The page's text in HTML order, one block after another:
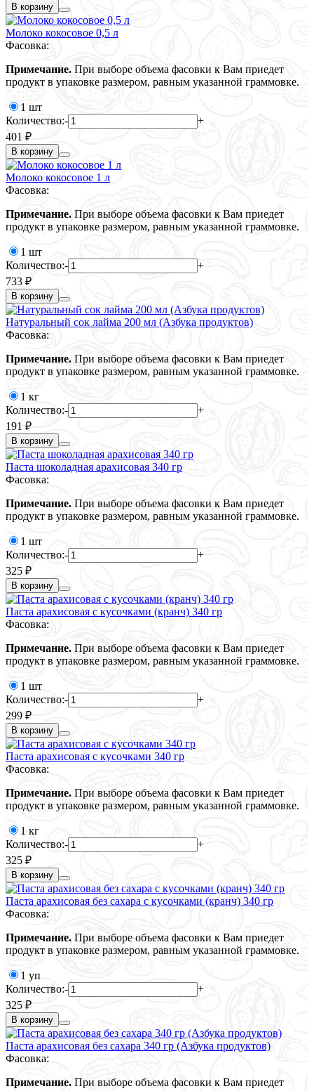
В корзину
Молоко кокосовое 0,5 л
Фасовка:
Примечание. При выборе объема фасовки к Вам приедет
продукт в упаковке размером, равным указанной граммовке.
1 шт
Количество:-
+
401 ₽
В корзину
Молоко кокосовое 1 л
Фасовка:
Примечание. При выборе объема фасовки к Вам приедет
продукт в упаковке размером, равным указанной граммовке.
1 шт
Количество:-
+
733 ₽
В корзину
Натуральный сок лайма 200 мл (Азбука продуктов)
Фасовка:
Примечание. При выборе объема фасовки к Вам приедет
продукт в упаковке размером, равным указанной граммовке.
1 кг
Количество:-
+
191 ₽
В корзину
Паста шоколадная арахисовая 340 гр
Фасовка:
Примечание. При выборе объема фасовки к Вам приедет
продукт в упаковке размером, равным указанной граммовке.
1 шт
Количество:-
+
325 ₽
В корзину
Паста арахисовая с кусочками (кранч) 340 гр
Фасовка:
Примечание. При выборе объема фасовки к Вам приедет
продукт в упаковке размером, равным указанной граммовке.
1 шт
Количество:-
+
299 ₽
В корзину
Паста арахисовая с кусочками 340 гр
Фасовка:
Примечание. При выборе объема фасовки к Вам приедет
продукт в упаковке размером, равным указанной граммовке.
1 кг
Количество:-
+
325 ₽
В корзину
Паста арахисовая без сахара с кусочками (кранч) 340 гр
Фасовка:
Примечание. При выборе объема фасовки к Вам приедет
продукт в упаковке размером, равным указанной граммовке.
1 уп
Количество:-
+
325 ₽
В корзину
Паста арахисовая без сахара 340 гр (Азбука продуктов)
Фасовка:
Примечание. При выборе объема фасовки к Вам приедет